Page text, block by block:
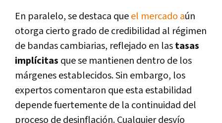
En paralelo, se destaca queel mercado aún
otorga cierto grado de credibilidad al régimen
de bandas cambiarias, reflejado en lastasas
implícitas que se mantienen dentro de los
márgenes establecidos. Sin embargo, los
expertos comentaron que esta estabilidad
depende fuertemente de la continuidad del
proceso de desinflación. Cualquier desvío